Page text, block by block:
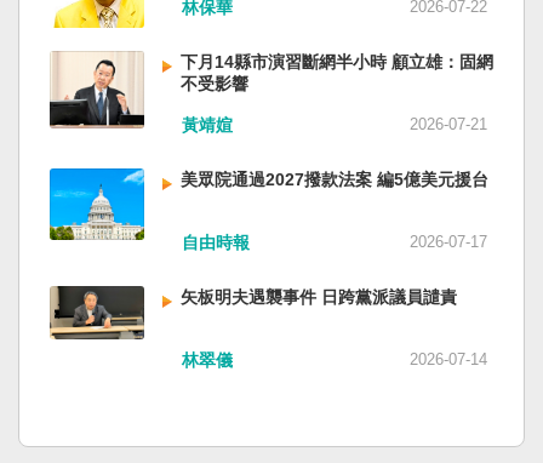
林保華 2026-07-22
下月14縣市演習斷網半小時 顧立雄：固網
不受影響
黃靖媗 2026-07-21
美眾院通過2027撥款法案 編5億美元援台
自由時報 2026-07-17
矢板明夫遇襲事件 日跨黨派議員譴責
林翠儀 2026-07-14